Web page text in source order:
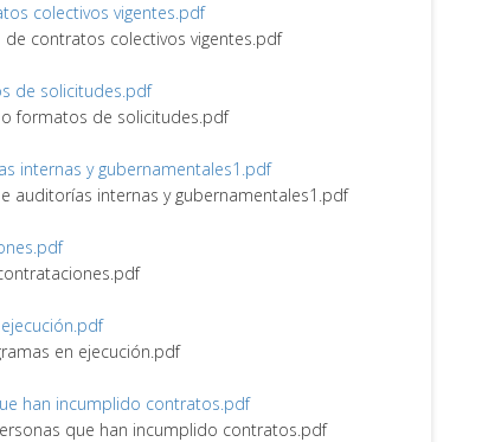
colectivos vigentes.pdf
de contratos colectivos vigentes.pdf
de solicitudes.pdf
formatos de solicitudes.pdf
internas y gubernamentales1.pdf
auditorías internas y gubernamentales1.pdf
en ejecución.pdf
han incumplido contratos.pdf
que han incumplido contratos.pdf